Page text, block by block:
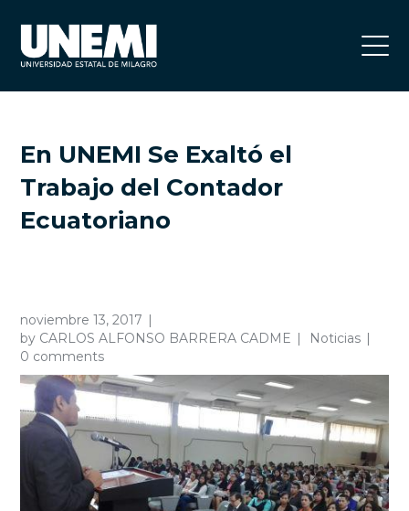
En UNEMI Se Exaltó el
Trabajo del Contador
Ecuatoriano
noviembre 13, 2017
by CARLOS ALFONSO BARRERA CADME
Noticias
0 comments